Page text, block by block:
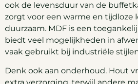
ook de levensduur van de
zorgt voor een warme en tijdloze
duurzaam. MDF is een
biedt veel mogelijkheden in
vaak gebruikt bij industriële
Denk ook aan onderhoud. Hout
extra verzorging, terwijl andere